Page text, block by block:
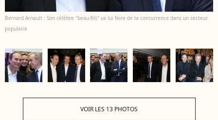
Bernard Arnault : Son célèbre "beau-fils" va lui faire de la concurrence dans un secteur
populaire
VOIR LES 13 PHOTOS